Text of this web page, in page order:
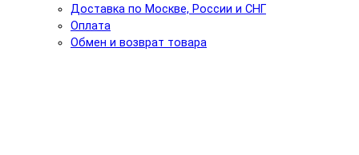
Доставка по Москве, России и СНГ
Оплата
Обмен и возврат товара